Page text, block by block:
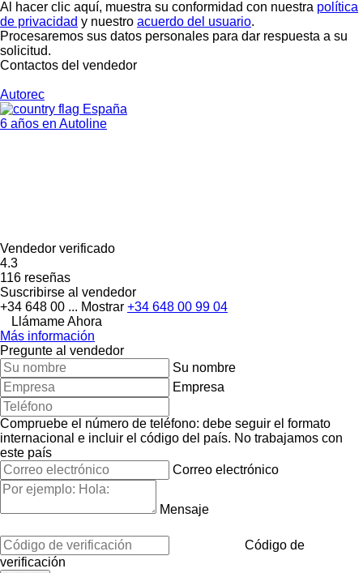
Al hacer clic aquí, muestra su conformidad con nuestra política
de privacidad y nuestro acuerdo del usuario.
Procesaremos sus datos personales para dar respuesta a su
solicitud.
Contactos del vendedor
Autorec
España
6 años en Autoline
Vendedor verificado
4.3
116 reseñas
Suscribirse al vendedor
+34 648 00 ... Mostrar +34 648 00 99 04
Llámame Ahora
Más información
Pregunte al vendedor
Su nombre
Empresa
Compruebe el número de teléfono: debe seguir el formato
internacional e incluir el código del país. No trabajamos con
este país
Correo electrónico
Mensaje
Código de
verificación